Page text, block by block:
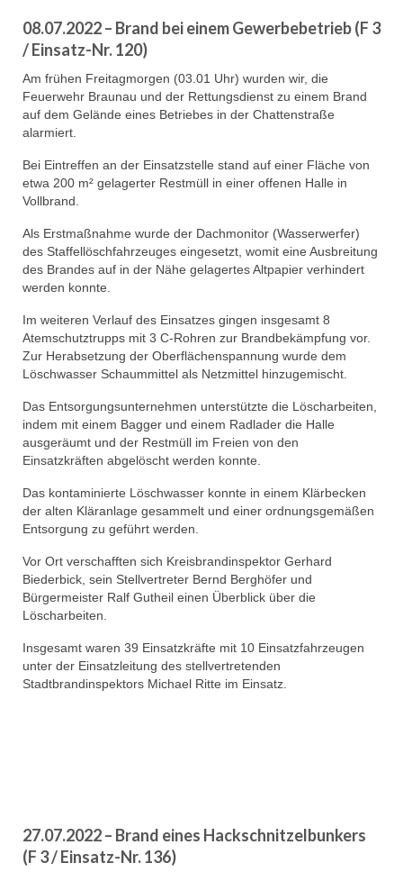
08.07.2022 – Brand bei einem Gewerbebetrieb (F 3
/ Einsatz-Nr. 120)
Am frühen Freitagmorgen (03.01 Uhr) wurden wir, die
Feuerwehr Braunau und der Rettungsdienst zu einem Brand
auf dem Gelände eines Betriebes in der Chattenstraße
alarmiert.
Bei Eintreffen an der Einsatzstelle stand auf einer Fläche von
etwa 200 m² gelagerter Restmüll in einer offenen Halle in
Vollbrand.
Als Erstmaßnahme wurde der Dachmonitor (Wasserwerfer)
des Staffellöschfahrzeuges eingesetzt, womit eine Ausbreitung
des Brandes auf in der Nähe gelagertes Altpapier verhindert
werden konnte.
Im weiteren Verlauf des Einsatzes gingen insgesamt 8
Atemschutztrupps mit 3 C-Rohren zur Brandbekämpfung vor.
Zur Herabsetzung der Oberflächenspannung wurde dem
Löschwasser Schaummittel als Netzmittel hinzugemischt.
Das Entsorgungsunternehmen unterstützte die Löscharbeiten,
indem mit einem Bagger und einem Radlader die Halle
ausgeräumt und der Restmüll im Freien von den
Einsatzkräften abgelöscht werden konnte.
Das kontaminierte Löschwasser konnte in einem Klärbecken
der alten Kläranlage gesammelt und einer ordnungsgemäßen
Entsorgung zu geführt werden.
Vor Ort verschafften sich Kreisbrandinspektor Gerhard
Biederbick, sein Stellvertreter Bernd Berghöfer und
Bürgermeister Ralf Gutheil einen Überblick über die
Löscharbeiten.
Insgesamt waren 39 Einsatzkräfte mit 10 Einsatzfahrzeugen
unter der Einsatzleitung des stellvertretenden
Stadtbrandinspektors Michael Ritte im Einsatz.
27.07.2022 – Brand eines Hackschnitzelbunkers
(F 3 / Einsatz-Nr. 136)